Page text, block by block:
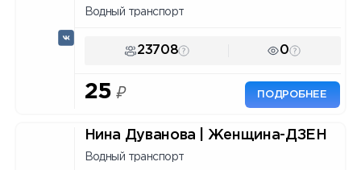
Водный транспорт
23708 0
25 ₽ ПОДРОБНЕЕ
Нина Дуванова | Женщина-ДЗЕН
Водный транспорт